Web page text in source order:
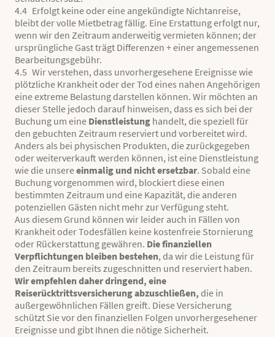
4.4 Erfolgt keine oder eine angekündigte Nichtanreise,
bleibt der volle Mietbetrag fällig. Eine Erstattung erfolgt nur,
wenn wir den Zeitraum anderweitig vermieten können; der
ursprüngliche Gast trägt Differenzen +einer angemessenen
Bearbeitungsgebühr.
4.5 Wir verstehen, dass unvorhergesehene Ereignisse wie
plötzliche Krankheit oder der Tod eines nahen Angehörigen
eine extreme Belastung darstellen können. Wir möchten an
dieser Stelle jedoch darauf hinweisen, dass es sich bei der
Buchung um eine Dienstleistung handelt, die speziell für
den gebuchten Zeitraum reserviert und vorbereitet wird.
Anders als bei physischen Produkten, die zurückgegeben
oder weiterverkauft werden können, ist eine Dienstleistung
wie die unsereeinmalig und nicht ersetzbar. Sobald eine
Buchung vorgenommen wird, blockiert diese einen
bestimmten Zeitraum und eine Kapazität, die anderen
potenziellen Gästen nicht mehr zur Verfügung steht.
Aus diesem Grund können wir leider auch in Fällen von
Krankheit oder Todesfällen keine kostenfreie Stornierung
oder Rückerstattung gewähren. Die finanziellen
Verpflichtungen bleiben bestehen, da wir die Leistung für
den Zeitraum bereits zugeschnitten und reserviert haben.
Wir empfehlen daher dringend, eine
Reiserücktrittsversicherung abzuschließen, die in
außergewöhnlichen Fällen greift. Diese Versicherung
schützt Sie vor den finanziellen Folgen unvorhergesehener
Ereignisse und gibt Ihnen die nötige Sicherheit.